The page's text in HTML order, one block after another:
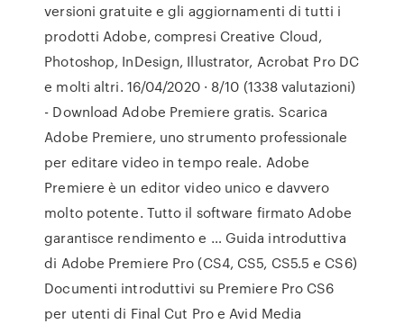
versioni gratuite e gli aggiornamenti di tutti i
prodotti Adobe, compresi Creative Cloud,
Photoshop, InDesign, Illustrator, Acrobat Pro DC
e molti altri. 16/04/2020 · 8/10 (1338 valutazioni)
- Download Adobe Premiere gratis. Scarica
Adobe Premiere, uno strumento professionale
per editare video in tempo reale. Adobe
Premiere è un editor video unico e davvero
molto potente. Tutto il software firmato Adobe
garantisce rendimento e … Guida introduttiva
di Adobe Premiere Pro (CS4, CS5, CS5.5 e CS6)
Documenti introduttivi su Premiere Pro CS6
per utenti di Final Cut Pro e Avid Media